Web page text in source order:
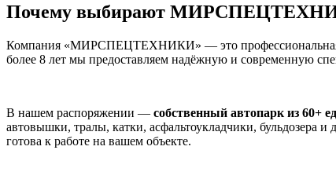
Почему выбирают
Компания «МИРСПЕЦТЕХНИКИ» — это профессиональная
более 8 лет мы предоставляем надёжную и современную
В нашем распоряжении — собственный автопарк из 60+
автовышки, тралы, катки, асфальтоукладчики, бульдозера
готова к работе на вашем объекте.